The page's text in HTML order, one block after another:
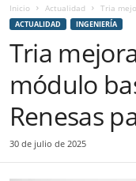
Inicio Actualidad Tria
ACTUALIDAD INGENIERÍA
Tria
módulo
Renesas
30 de julio de 2025